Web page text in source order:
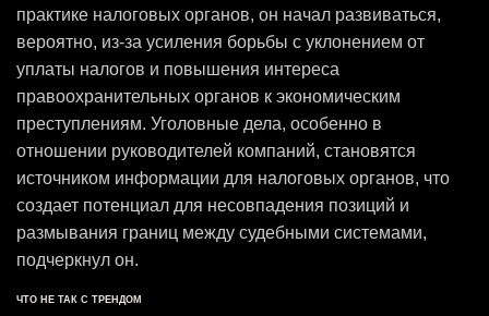
практике налоговых органов, он начал развиваться,
вероятно, из-за усиления борьбы с уклонением от
уплаты налогов и повышения интереса
правоохранительных органов к экономическим
преступлениям. Уголовные дела, особенно в
отношении руководителей компаний, становятся
источником информации для налоговых органов, что
создает потенциал для несовпадения позиций и
размывания границ между судебными системами,
подчеркнул он.
ЧТО НЕ ТАК С ТРЕНДОМ